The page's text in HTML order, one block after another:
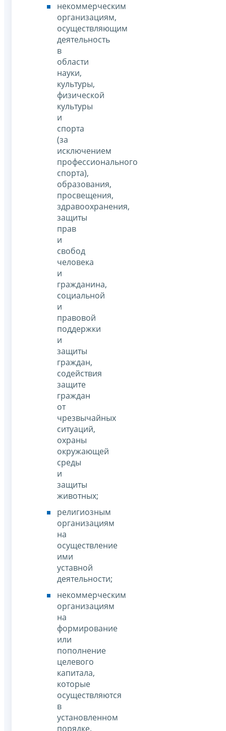
некоммерческим
организациям,
осуществляющим
деятельность
в
области
науки,
культуры,
физической
культуры
и
спорта
(за
исключением
профессионального
спорта),
образования,
просвещения,
здравоохранения,
защиты
прав
и
свобод
человека
и
гражданина,
социальной
и
правовой
поддержки
и
защиты
граждан,
содействия
защите
граждан
от
чрезвычайных
ситуаций,
охраны
окружающей
среды
и
защиты
животных;
религиозным
организациям
на
осуществление
ими
уставной
деятельности;
некоммерческим
организациям
на
формирование
или
пополнение
целевого
капитала,
которые
осуществляются
в
установленном
порядке.